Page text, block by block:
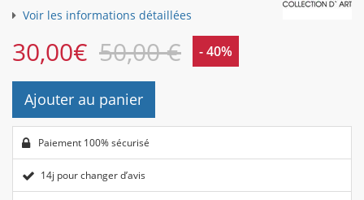
Voir les informations détaillées
30,00€ 50,00 € - 40%
Ajouter au panier
Paiement 100% sécurisé
14j pour changer d’avis